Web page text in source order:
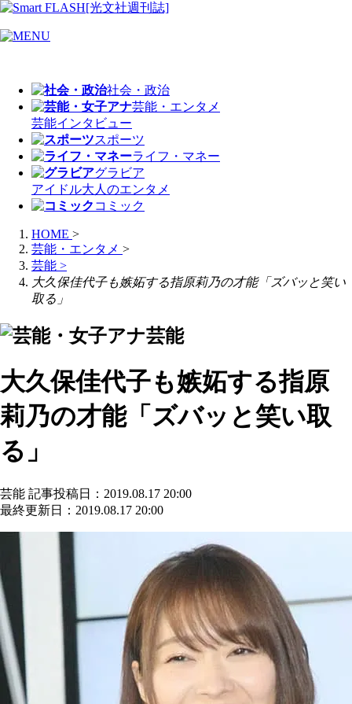
社会・政治
芸能・エンタメ
芸能インタビュー
スポーツ
ライフ・マネー
グラビア
アイドル大人のエンタメ
コミック
HOME >
芸能・エンタメ >
芸能 >
大久保佳代子も嫉妬する指原莉乃の才能「ズバッと笑い
取る」
芸能
大久保佳代子も嫉妬する指原
莉乃の才能「ズバッと笑い取
る」
芸能 記事投稿日：2019.08.17 20:00
最終更新日：2019.08.17 20:00